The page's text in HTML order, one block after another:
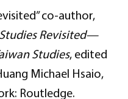
co-author,
Revisited—
Studies, edited
Michael Hsaio,
Routledge.